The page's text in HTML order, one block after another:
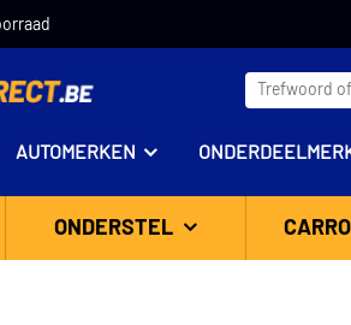
AUTOMERKEN
ONDERSTEL